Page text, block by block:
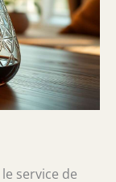
service de